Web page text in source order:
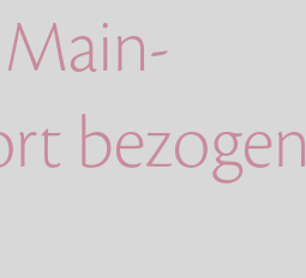
bezogen